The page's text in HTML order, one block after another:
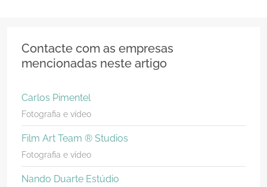
Contacte com as empresas
mencionadas neste artigo
Carlos Pimentel
Fotografia e vídeo
Film Art Team ® Studios
Fotografia e vídeo
Nando Duarte Estúdio